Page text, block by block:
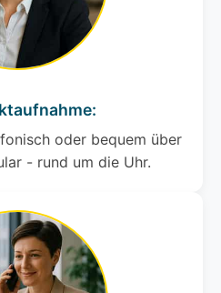
oder bequem über
- rund um die Uhr.